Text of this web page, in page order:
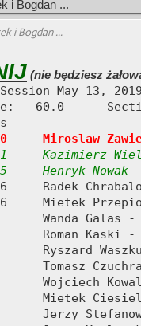
i Bogdan ...
(nie będziesz
Session May 13,
60.0
Miroslaw
Kazimierz
Henryk Nowak